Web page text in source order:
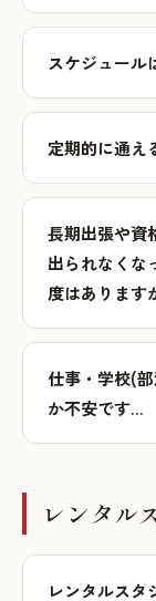
スケジュール
定期的に通え
長期出張や資
出られなくな
度はあります
仕事・学校(
か不安です…
レンタル
レンタルスタ